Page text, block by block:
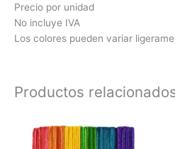
Precio por unidad
No incluye IVA
Los colores pueden variar
Productos